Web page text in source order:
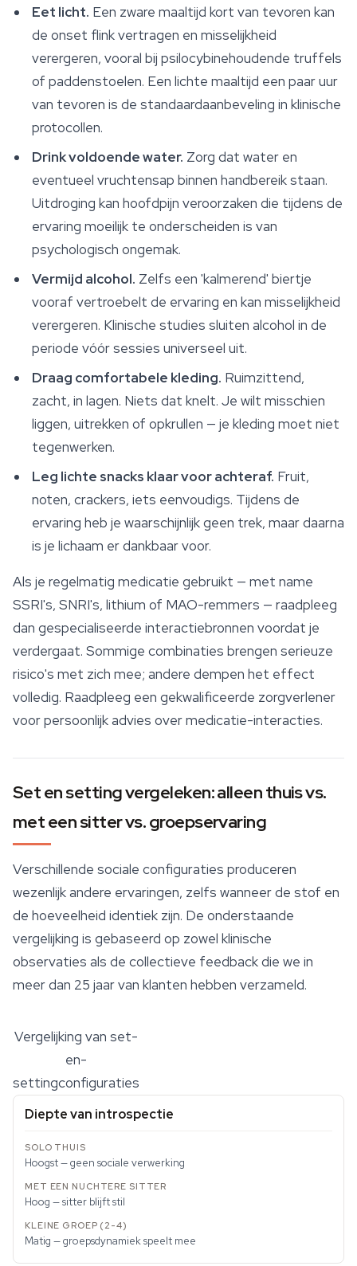
Eet licht. Een zware maaltijd kort van tevoren kan
de onset flink vertragen en misselijkheid
verergeren, vooral bij psilocybinehoudende truffels
of paddenstoelen. Een lichte maaltijd een paar uur
van tevoren is de standaardaanbeveling in klinische
protocollen.
Drink voldoende water. Zorg dat water en
eventueel vruchtensap binnen handbereik staan.
Uitdroging kan hoofdpijn veroorzaken die tijdens de
ervaring moeilijk te onderscheiden is van
psychologisch ongemak.
Vermijd alcohol. Zelfs een 'kalmerend' biertje
vooraf vertroebelt de ervaring en kan misselijkheid
verergeren. Klinische studies sluiten alcohol in de
periode vóór sessies universeel uit.
Draag comfortabele kleding. Ruimzittend,
zacht, in lagen. Niets dat knelt. Je wilt misschien
liggen, uitrekken of opkrullen — je kleding moet niet
tegenwerken.
Leg lichte snacks klaar voor achteraf. Fruit,
noten, crackers, iets eenvoudigs. Tijdens de
ervaring heb je waarschijnlijk geen trek, maar daarna
is je lichaam er dankbaar voor.
Als je regelmatig medicatie gebruikt — met name
SSRI's, SNRI's, lithium of MAO-remmers — raadpleeg
dan gespecialiseerde interactiebronnen voordat je
verdergaat. Sommige combinaties brengen serieuze
risico's met zich mee; andere dempen het effect
volledig. Raadpleeg een gekwalificeerde zorgverlener
voor persoonlijk advies over medicatie-interacties.
Set en setting vergeleken: alleen thuis vs.
met een sitter vs. groepservaring
Verschillende sociale configuraties produceren
wezenlijk andere ervaringen, zelfs wanneer de stof en
de hoeveelheid identiek zijn. De onderstaande
vergelijking is gebaseerd op zowel klinische
observaties als de collectieve feedback die we in
meer dan 25 jaar van klanten hebben verzameld.
Vergelijking van set-
en-
settingconfiguraties
Diepte van introspectie
Hoogst — geen sociale verwerking
Hoog — sitter blijft stil
Matig — groepsdynamiek speelt mee